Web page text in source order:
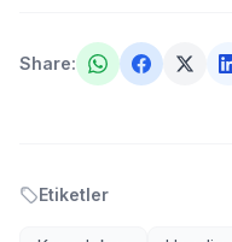
Share:
Etiketler